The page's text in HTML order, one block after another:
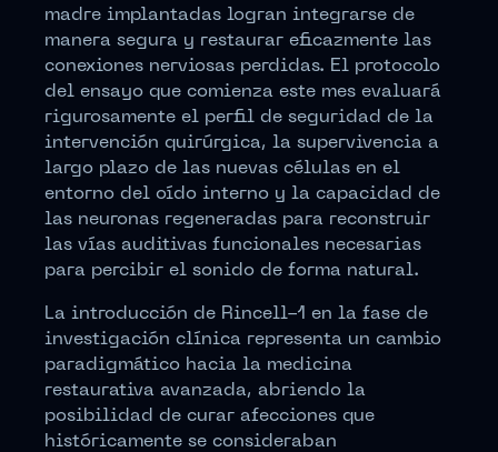
madre implantadas logran integrarse de
manera segura y restaurar eficazmente las
conexiones nerviosas perdidas. El protocolo
del ensayo que comienza este mes evaluará
rigurosamente el perfil de seguridad de la
intervención quirúrgica, la supervivencia a
largo plazo de las nuevas células en el
entorno del oído interno y la capacidad de
las neuronas regeneradas para reconstruir
las vías auditivas funcionales necesarias
para percibir el sonido de forma natural.
La introducción de Rincell-1 en la fase de
investigación clínica representa un cambio
paradigmático hacia la medicina
restaurativa avanzada, abriendo la
posibilidad de curar afecciones que
históricamente se consideraban